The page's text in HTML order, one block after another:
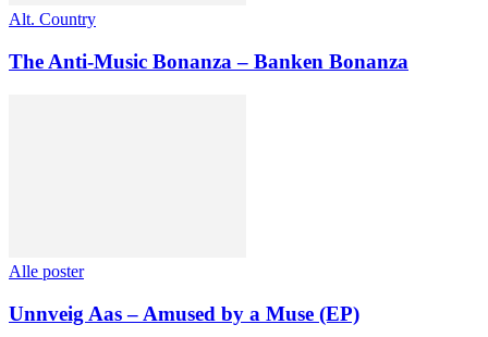
Alt. Country
The Anti-Music Bonanza – Banken Bonanza
Alle poster
Unnveig Aas – Amused by a Muse (EP)